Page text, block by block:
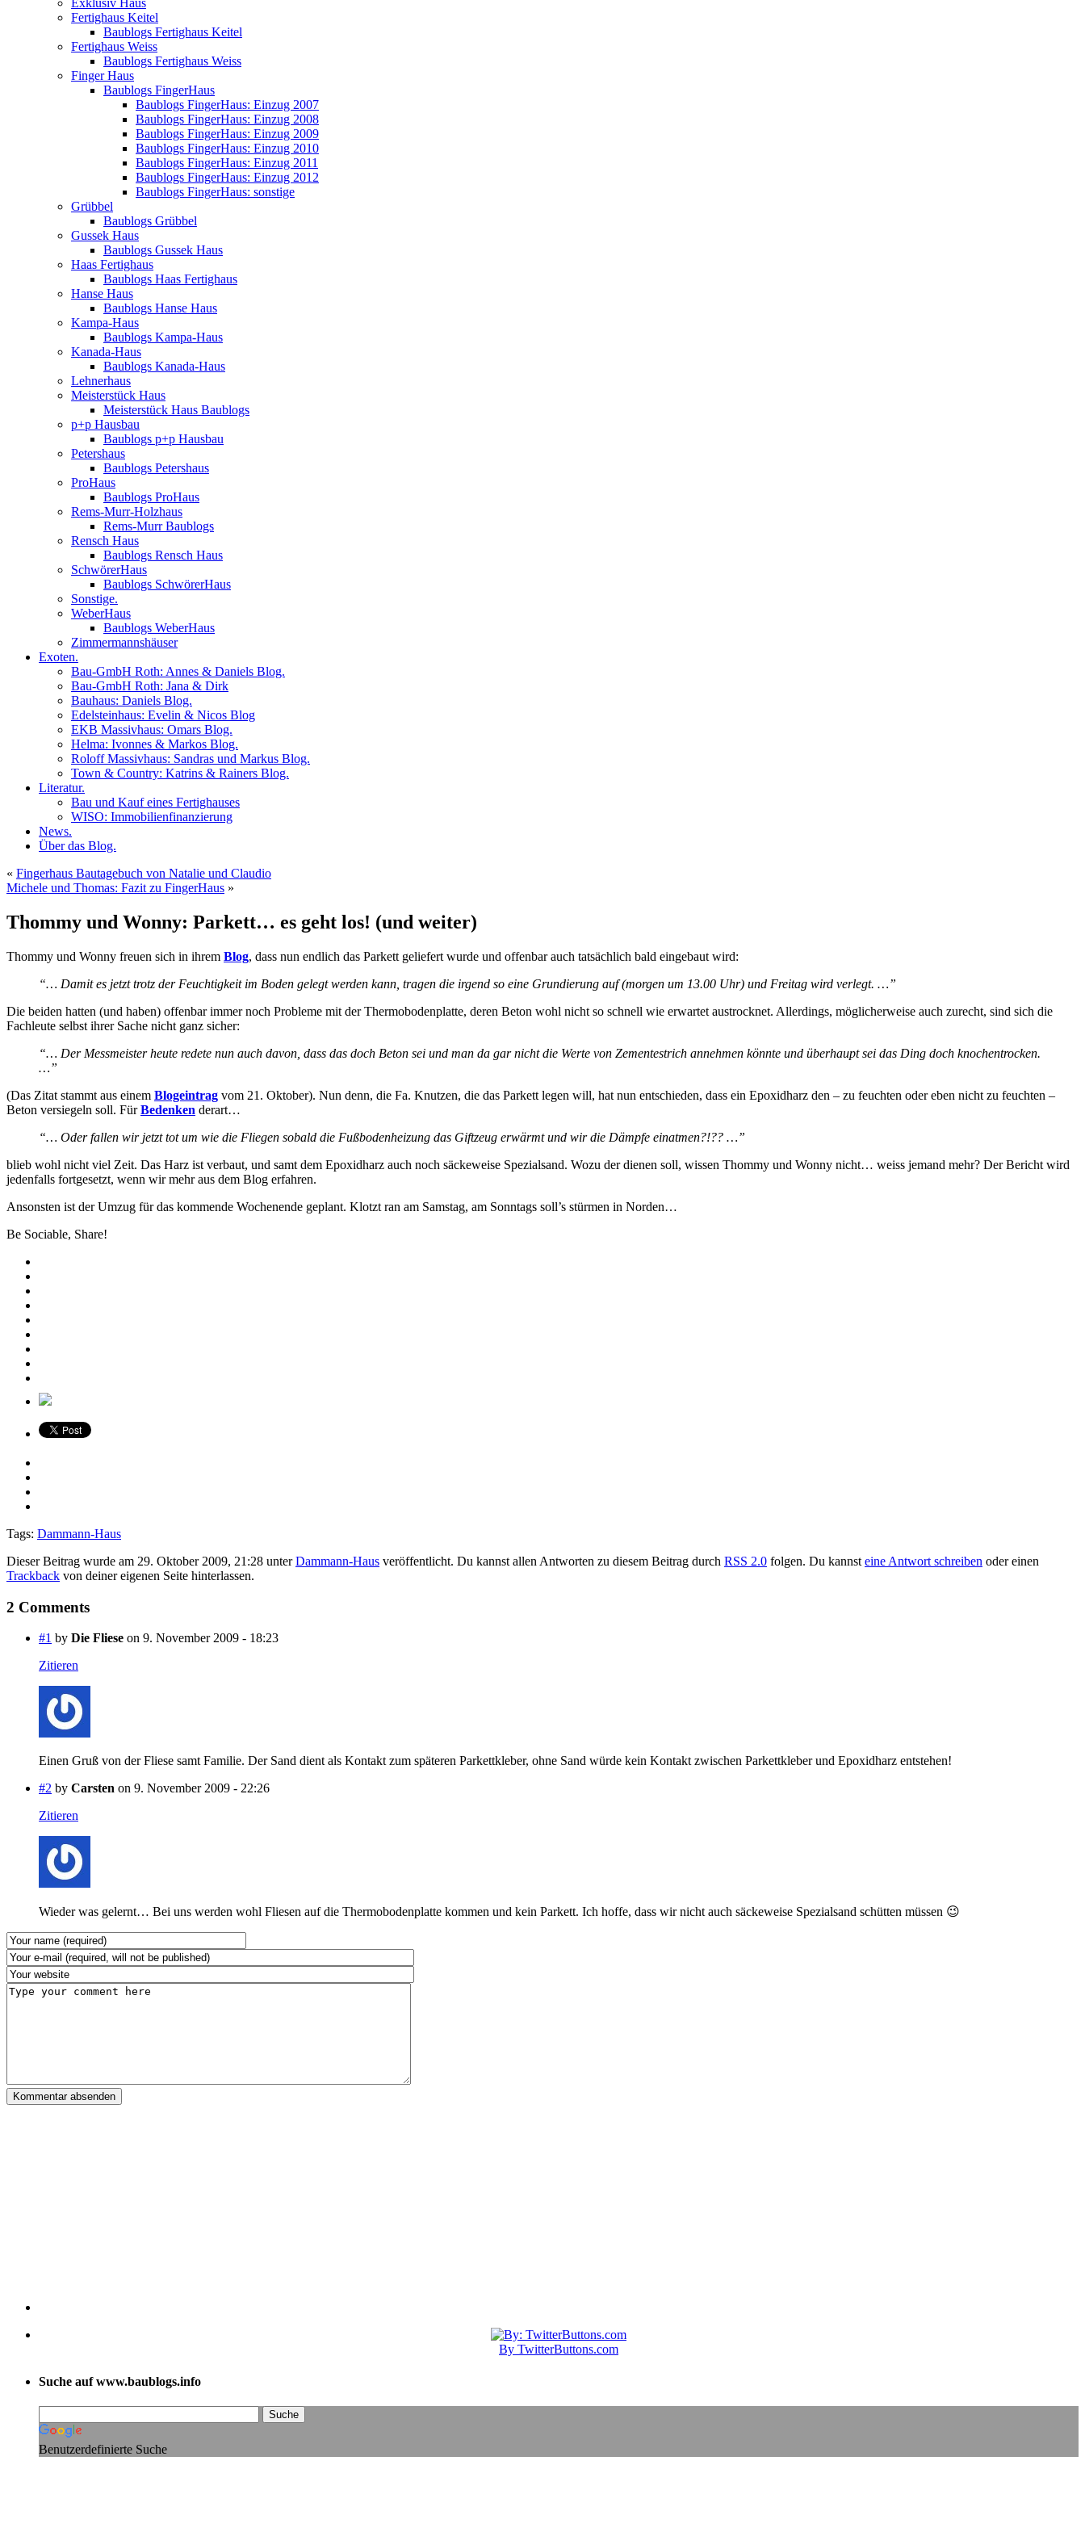
Exklusiv Haus
Fertighaus Keitel
Baublogs Fertighaus Keitel
Fertighaus Weiss
Baublogs Fertighaus Weiss
Finger Haus
Baublogs FingerHaus
Baublogs FingerHaus: Einzug 2007
Baublogs FingerHaus: Einzug 2008
Baublogs FingerHaus: Einzug 2009
Baublogs FingerHaus: Einzug 2010
Baublogs FingerHaus: Einzug 2011
Baublogs FingerHaus: Einzug 2012
Baublogs FingerHaus: sonstige
Grübbel
Baublogs Grübbel
Gussek Haus
Baublogs Gussek Haus
Haas Fertighaus
Baublogs Haas Fertighaus
Hanse Haus
Baublogs Hanse Haus
Kampa-Haus
Baublogs Kampa-Haus
Kanada-Haus
Baublogs Kanada-Haus
Lehnerhaus
Meisterstück Haus
Meisterstück Haus Baublogs
p+p Hausbau
Baublogs p+p Hausbau
Petershaus
Baublogs Petershaus
ProHaus
Baublogs ProHaus
Rems-Murr-Holzhaus
Rems-Murr Baublogs
Rensch Haus
Baublogs Rensch Haus
SchwörerHaus
Baublogs SchwörerHaus
Sonstige.
WeberHaus
Baublogs WeberHaus
Zimmermannshäuser
Exoten.
Bau-GmbH Roth: Annes & Daniels Blog.
Bau-GmbH Roth: Jana & Dirk
Bauhaus: Daniels Blog.
Edelsteinhaus: Evelin & Nicos Blog
EKB Massivhaus: Omars Blog.
Helma: Ivonnes & Markos Blog.
Roloff Massivhaus: Sandras und Markus Blog.
Town & Country: Katrins & Rainers Blog.
Literatur.
Bau und Kauf eines Fertighauses
WISO: Immobilienfinanzierung
News.
Über das Blog.
« Fingerhaus Bautagebuch von Natalie und Claudio
Michele und Thomas: Fazit zu FingerHaus »
Thommy und Wonny: Parkett… es geht los! (und weiter)
Thommy und Wonny freuen sich in ihrem Blog, dass nun endlich das Parkett geliefert wurde und offenbar auch tatsächlich bald eingebaut wird:
“… Damit es jetzt trotz der Feuchtigkeit im Boden gelegt werden kann, tragen die irgend so eine Grundierung auf (morgen um 13.00 Uhr) und Freitag wird verlegt. …”
Die beiden hatten (und haben) offenbar immer noch Probleme mit der Thermobodenplatte, deren Beton wohl nicht so schnell wie erwartet austrocknet. Allerdings, möglicherweise auch zurecht, sind sich die
Fachleute selbst ihrer Sache nicht ganz sicher:
“… Der Messmeister heute redete nun auch davon, dass das doch Beton sei und man da gar nicht die Werte von Zementestrich annehmen könnte und überhaupt sei das Ding doch knochentrocken.
…”
(Das Zitat stammt aus einem Blogeintrag vom 21. Oktober). Nun denn, die Fa. Knutzen, die das Parkett legen will, hat nun entschieden, dass ein Epoxidharz den – zu feuchten oder eben nicht zu feuchten –
Beton versiegeln soll. FürBedenken derart…
“… Oder fallen wir jetzt tot um wie die Fliegen sobald die Fußbodenheizung das Giftzeug erwärmt und wir die Dämpfe einatmen?!?? …”
blieb wohl nicht viel Zeit. Das Harz ist verbaut, und samt dem Epoxidharz auch noch säckeweise Spezialsand. Wozu der dienen soll, wissen Thommy und Wonny nicht… weiss jemand mehr? Der Bericht wird
jedenfalls fortgesetzt, wenn wir mehr aus dem Blog erfahren.
Ansonsten ist der Umzug für das kommende Wochenende geplant. Klotzt ran am Samstag, am Sonntags soll’s stürmen in Norden…
Be Sociable, Share!
Tags: Dammann-Haus
Dieser Beitrag wurde am 29. Oktober 2009, 21:28 unterDammann-Haus veröffentlicht. Du kannst allen Antworten zu diesem Beitrag durch RSS 2.0 folgen. Du kannst eine Antwort schreiben oder einen
Trackback von deiner eigenen Seite hinterlassen.
2 Comments
#1 by Die Fliese on 9. November 2009 - 18:23
Zitieren
Einen Gruß von der Fliese samt Familie. Der Sand dient als Kontakt zum späteren Parkettkleber, ohne Sand würde kein Kontakt zwischen Parkettkleber und Epoxidharz entstehen!
#2 by Carsten on 9. November 2009 - 22:26
Zitieren
Wieder was gelernt… Bei uns werden wohl Fliesen auf die Thermobodenplatte kommen und kein Parkett. Ich hoffe, dass wir nicht auch säckeweise Spezialsand schütten müssen 😉
By TwitterButtons.com
Suche auf www.baublogs.info
Benutzerdefinierte Suche